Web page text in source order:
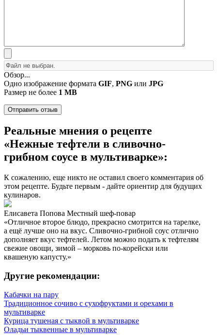
Обзор...
Одно изображение формата GIF, PNG или JPG
Размер не более 1 MB
Реальные мнения о рецепте
«Нежные тефтели в сливочно-
грибном соусе в мультиварке»:
К сожалению, еще никто не оставил своего комментария об
этом рецепте. Будьте первым - дайте ориентир для будущих
кулинаров.
Елисавета Попова Местный шеф-повар
«Отличное второе блюдо, прекрасно смотрится на тарелке,
а ещё лучше оно на вкус. Сливочно-грибной соус отлично
дополняет вкус тефтелей. Летом можно подать к тефтелям
свежие овощи, зимой – морковь по-корейски или
квашеную капусту.»
Другие рекомендации:
Кабачки на пару
Традиционное сочиво с сухофруктами и орехами в
мультиварке
Курица тушеная с тыквой в мультиварке
Оладьи тыквенные в мультиварке